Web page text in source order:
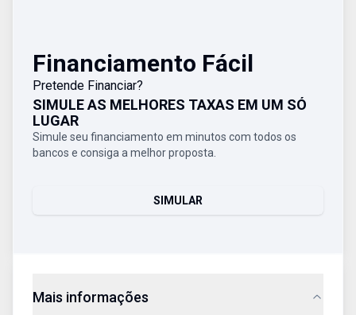
Financiamento Fácil
Pretende Financiar?
SIMULE AS MELHORES TAXAS EM UM SÓ
LUGAR
Simule seu financiamento em minutos com todos os
bancos e consiga a melhor proposta.
SIMULAR
Mais informações